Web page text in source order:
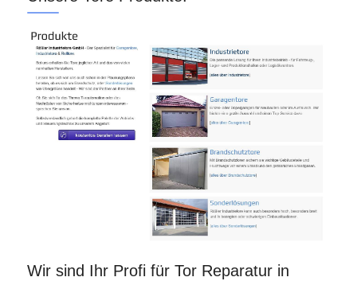
Wir sind Ihr Profi für Tor Reparatur in